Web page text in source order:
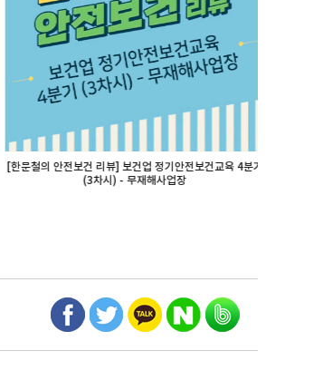
[한문철의 안전보건 리뷰] 보건업 정기안전보건교육 4분기
(3차시) - 무재해사업장